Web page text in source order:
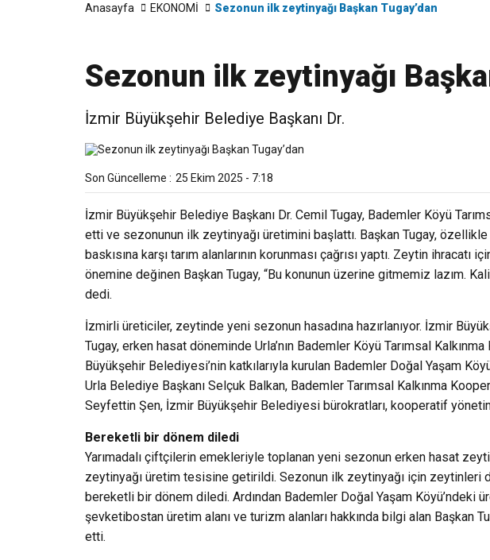
Anasayfa EKONOMİ Sezonun ilk zeytinyağı Başkan Tugay’dan
Sezonun ilk zeytinyağı
İzmir Büyükşehir Belediye Başkanı Dr.
Son Güncelleme : 25 Ekim 2025 - 7:18
İzmir Büyükşehir Belediye Başkanı Dr. Cemil Tugay, Bademler Köyü
etti ve sezonunun ilk zeytinyağı üretimini başlattı. Başkan Tugay, özellikle
baskısına karşı tarım alanlarının korunması çağrısı yaptı. Zeytin ihracatı
önemine değinen Başkan Tugay, “Bu konunun üzerine gitmemiz lazım.
dedi.
İzmirli üreticiler, zeytinde yeni sezonun hasadına hazırlanıyor. İzmir
Tugay, erken hasat döneminde Urla’nın Bademler Köyü Tarımsal
Büyükşehir Belediyesi’nin katkılarıyla kurulan Bademler Doğal Yaşam
Urla Belediye Başkanı Selçuk Balkan, Bademler Tarımsal Kalkınma
Seyfettin Şen, İzmir Büyükşehir Belediyesi bürokratları, kooperatif
Bereketli bir dönem diledi
Yarımadalı çiftçilerin emekleriyle toplanan yeni sezonun erken hasat
zeytinyağı üretim tesisine getirildi. Sezonun ilk zeytinyağı için zeytinleri
bereketli bir dönem diledi. Ardından Bademler Doğal Yaşam Köyü’ndeki
şevketibostan üretim alanı ve turizm alanları hakkında bilgi alan Başkan
etti.